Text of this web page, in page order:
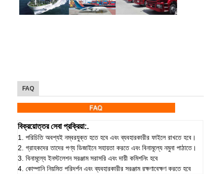
FAQ
বিক্রয়োত্তর সেবা প্রক্রিয়া:.
1. পরিচিতি অবশ্যই নম্বরযুক্ত হতে হবে এবং ব্যবহারকারীর ফাইলে রাখতে হবে।
2. গ্রাহকদের তাদের পণ্য ডিজাইনে সহায়তা করতে এবং বিনামূল্যে নমুনা পাঠাতে।
3. বিনামূল্যে ইনস্টলেশন সরঞ্জাম সরাসরি এবং দায়ী কমিশনিং হবে
4. কোম্পানি নিয়মিত পরিদর্শন এবং ব্যবহারকারীর সরঞ্জাম রক্ষণাবেক্ষণ করতে হবে